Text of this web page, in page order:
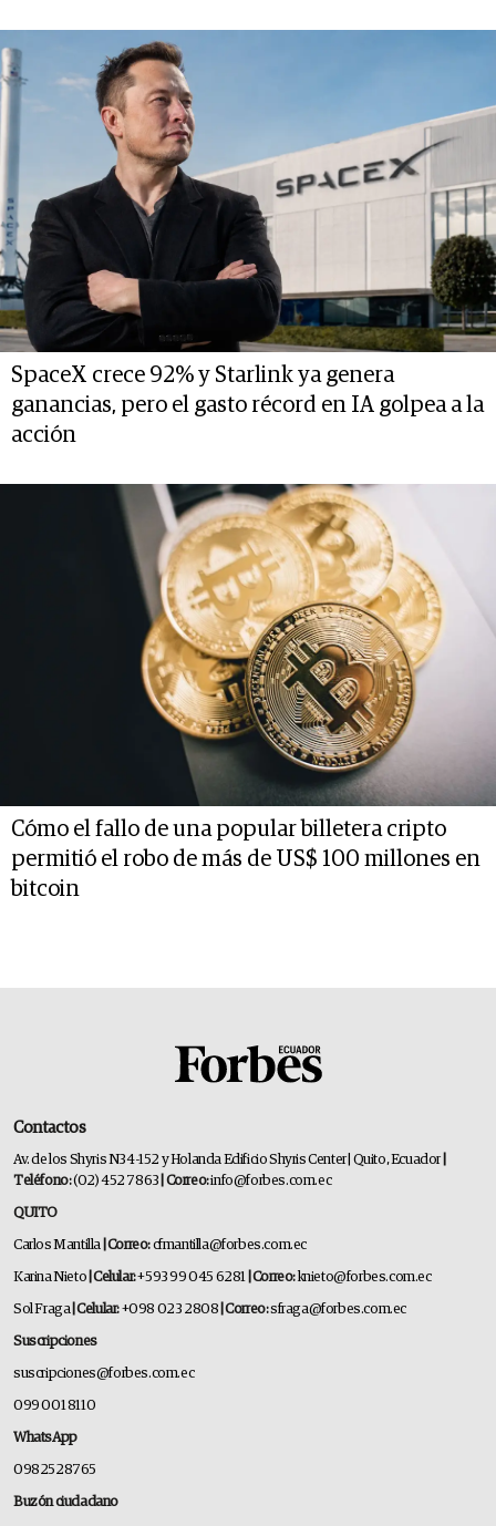
SpaceX crece 92% y Starlink ya genera
ganancias, pero el gasto récord en IA golpea a la
acción
Cómo el fallo de una popular billetera cripto
permitió el robo de más de US$ 100 millones en
bitcoin
Contactos
Av. de los Shyris N34-152 y Holanda Edificio Shyris Center | Quito, Ecuador
Teléfono:(02) 452 7863 | Correo:info@forbes.com.ec
QUITO
Carlos Mantilla | Correo:cfmantilla@forbes.com.ec
Karina Nieto | Celular:+593 99 045 6281 | Correo:knieto@forbes.com.ec
Sol Fraga| Celular:+098 023 2808 | Correo:sfraga@forbes.com.ec
Suscripciones
suscripciones@forbes.com.ec
099 001 8110
WhatsApp
0982528765
Buzón ciudadano